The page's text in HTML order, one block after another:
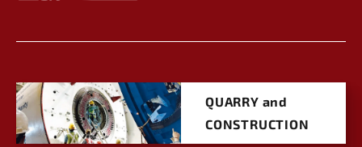
QUARRY and
CONSTRUCTION